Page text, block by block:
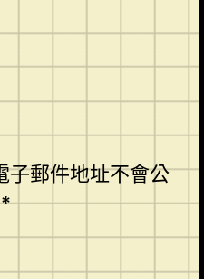
子郵件地址不會公
*